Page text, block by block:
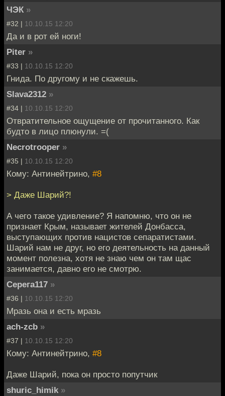
ЧЭК »
#32 | 10.10.15 12:20
Да и в рот ей ноги!
Piter »
#33 | 10.10.15 12:20
Гнида. По другому и не скажешь.
Slava2312 »
#34 | 10.10.15 12:20
Отвратительное ощущение от прочитанного. Как
будто в лицо плюнули. =(
Necrotrooper »
#35 | 10.10.15 12:20
Кому: Антинейтрино, #8
> Даже Шарий?!
А чего такое удивление? Я напомню, что он не
признает Крым, называет жителей Донбасса,
выступающих против нацистов сепаратистами.
Шарий нам не друг, но его деятельность на данный
момент полезна, хотя не знаю чем он там щас
занимается, давно его не смотрю.
Серега117 »
#36 | 10.10.15 12:20
Мразь она и есть мразь
ach-zcb »
#37 | 10.10.15 12:20
Кому: Антинейтрино, #8
Даже Шарий, пока он просто попутчик
shuric_himik »